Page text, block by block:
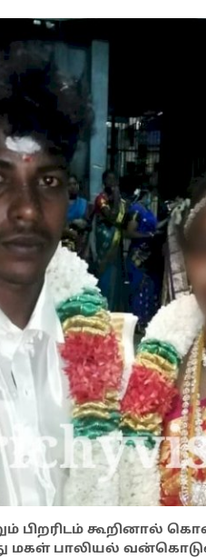
பிறரிடம் கூறினால்
மகள் பாலியல்